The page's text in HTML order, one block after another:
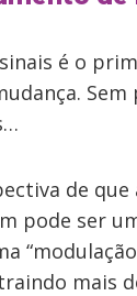
é o
Sem
de que
pode ser
mais